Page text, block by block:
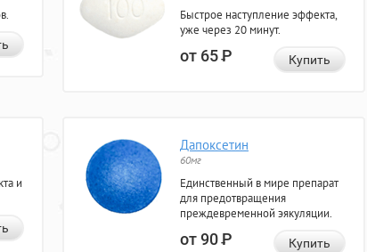
Быстрое наступление эффекта,
уже через 20 минут.
от 65Р Купить
и
Дапоксетин
60мг
Единственный в мире препарат
для предотвращения
преждевременной эякуляции.
от 90Р Купить